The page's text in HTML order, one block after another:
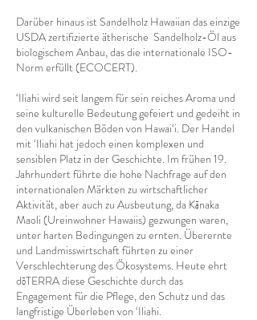
Darüber hinaus ist Sandelholz Hawaiian das einzige
USDA zertifizierte ätherische Sandelholz-Öl aus
biologischem Anbau, das die internationale ISO-
Norm erfüllt (ECOCERT).
‘Iliahi wird seit langem für sein reiches Aroma und
seine kulturelle Bedeutung gefeiert und gedeiht in
den vulkanischen Böden von Hawai‘i. Der Handel
mit ‘Iliahi hat jedoch einen komplexen und
sensiblen Platz in der Geschichte. Im frühen 19.
Jahrhundert führte die hohe Nachfrage auf den
internationalen Märkten zu wirtschaftlicher
Aktivität, aber auch zu Ausbeutung, da Kānaka
Maoli (Ureinwohner Hawaiis) gezwungen waren,
unter harten Bedingungen zu ernten. Überernte
und Landmisswirtschaft führten zu einer
Verschlechterung des Ökosystems. Heute ehrt
dōTERRA diese Geschichte durch das
Engagement für die Pflege, den Schutz und das
langfristige Überleben von ‘Iliahi.